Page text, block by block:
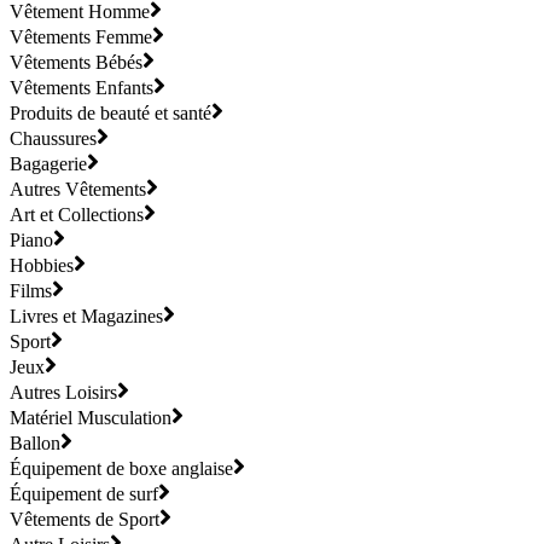
Vêtement Homme
Vêtements Femme
Vêtements Bébés
Vêtements Enfants
Produits de beauté et santé
Chaussures
Bagagerie
Autres Vêtements
Art et Collections
Piano
Hobbies
Films
Livres et Magazines
Sport
Jeux
Autres Loisirs
Matériel Musculation
Ballon
Équipement de boxe anglaise
Équipement de surf
Vêtements de Sport